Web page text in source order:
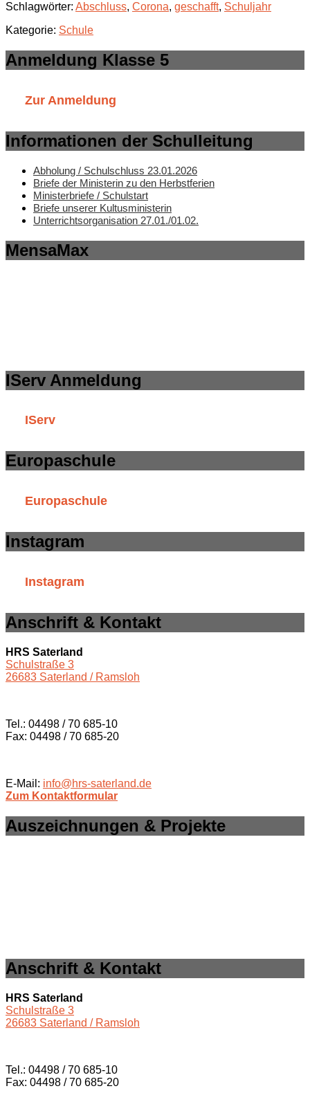
Schlagwörter: Abschluss, Corona, geschafft, Schuljahr
Kategorie: Schule
Anmeldung Klasse 5
Zur Anmeldung
Informationen der Schulleitung
Abholung / Schulschluss 23.01.2026
Briefe der Ministerin zu den Herbstferien
Ministerbriefe / Schulstart
Briefe unserer Kultusministerin
Unterrichtsorganisation 27.01./01.02.
MensaMax
IServ Anmeldung
IServ
Europaschule
Europaschule
Instagram
Instagram
Anschrift & Kontakt
HRS Saterland
Schulstraße 3
26683 Saterland / Ramsloh
Tel.: 04498 / 70 685-10
Fax: 04498 / 70 685-20
E-Mail: info@hrs-saterland.de
Zum Kontaktformular
Auszeichnungen & Projekte
Anschrift & Kontakt
HRS Saterland
Schulstraße 3
26683 Saterland / Ramsloh
Tel.: 04498 / 70 685-10
Fax: 04498 / 70 685-20